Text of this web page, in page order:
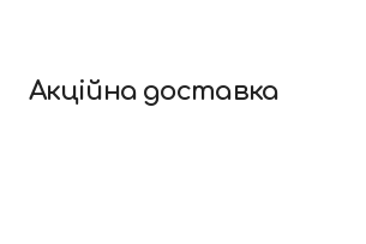
Акційна доставка